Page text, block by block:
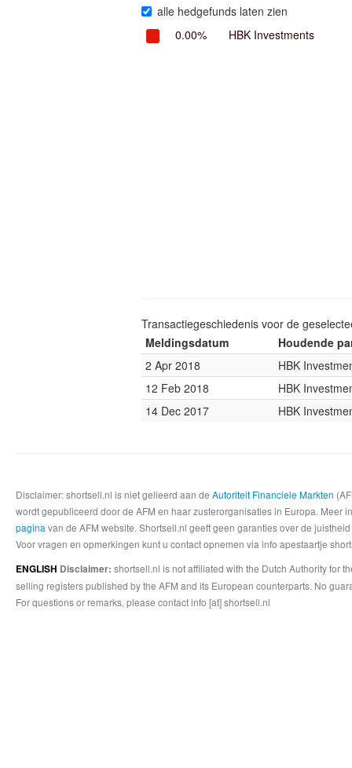
alle hedgefunds laten zien
0.00%
HBK Investments
Transactiegeschiedenis voor de
Meldingsdatum
Houdende
2 Apr 2018
HBK
12 Feb 2018
HBK
14 Dec 2017
HBK
Disclaimer: shortsell.nl is niet gelieerd aan de Autoriteit Financiele Markten
wordt gepubliceerd door de AFM en haar zusterorganisaties in Europa.
pagina van de AFM website. Shortsell.nl geeft geen garanties over de
Voor vragen en opmerkingen kunt u contact opnemen via info apestaartje
ENGLISH Disclaimer: shortsell.nl is not affiliated with the Dutch Authority for
selling registers published by the AFM and its European counterparts. No
For questions or remarks, please contact info [at] shortsell.nl